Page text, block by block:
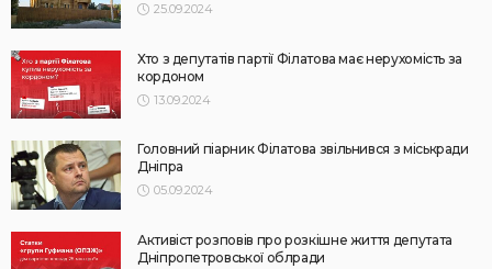
25.09.2024
Хто з депутатів партії Філатова має нерухомість за
кордоном
13.09.2024
Головний піарник Філатова звільнився з міськради
Дніпра
05.09.2024
Активіст розповів про розкішне життя депутата
Дніпропетровської облради